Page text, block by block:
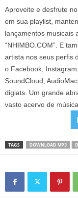
Aproveite e desfrute
em sua playlist,
lançamentos musicais
“NHIMBO.COM”. E
artista nos seus perfis
o Facebook,
SoundCloud,
digiats. Um grande
vasto acervo de
TAGS DOWNLOAD MP3